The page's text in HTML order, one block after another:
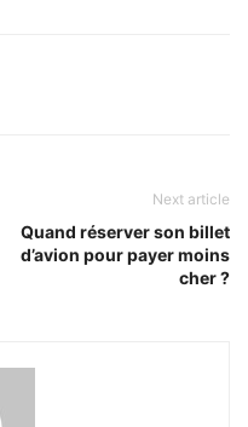
Next article
Quand réserver son billet
d’avion pour payer moins
cher ?